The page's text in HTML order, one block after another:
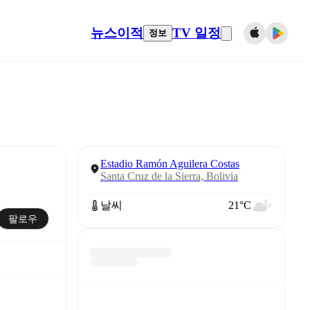
뉴스이적 정보 TV 일정
팔로우
Estadio Ramón Aguilera Costas
Santa Cruz de la Sierra, Bolivia
날씨 21°C